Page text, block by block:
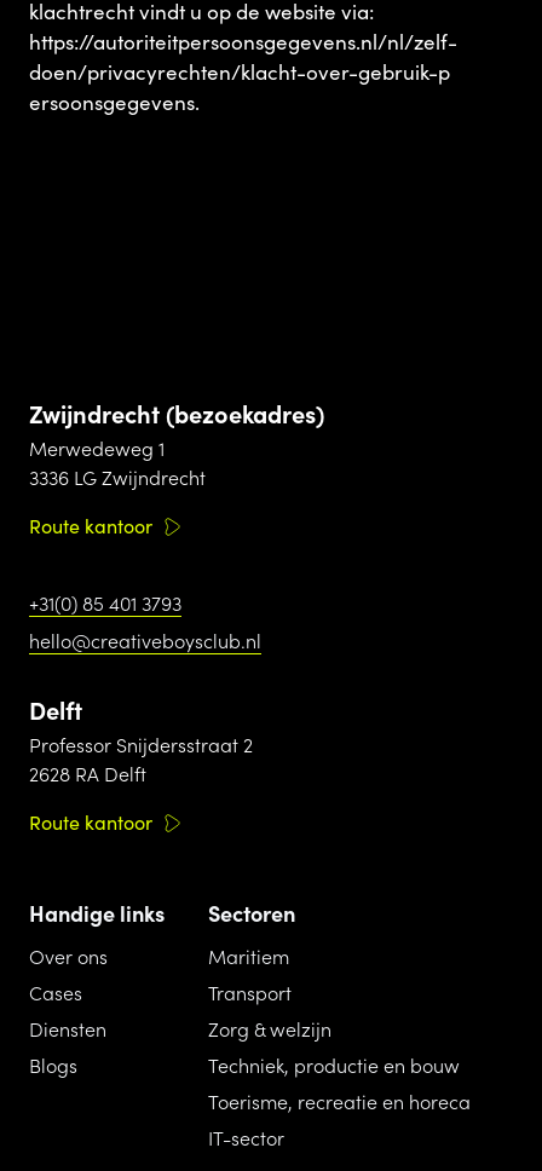
klachtrecht vindt u op de website via:
https://autoriteitpersoonsgegevens.nl/nl/zelf-
doen/privacyrechten/klacht-over-gebruik-p
ersoonsgegevens.
Zwijndrecht (bezoekadres)
Merwedeweg 1
3336 LG Zwijndrecht
Route kantoor
+31(0) 85 401 3793
hello@creativeboysclub.nl
Delft
Professor Snijdersstraat 2
2628 RA Delft
Route kantoor
Handige links
Over ons
Cases
Diensten
Blogs
Sectoren
Maritiem
Transport
Zorg & welzijn
Techniek, productie en bouw
Toerisme, recreatie en horeca
IT-sector